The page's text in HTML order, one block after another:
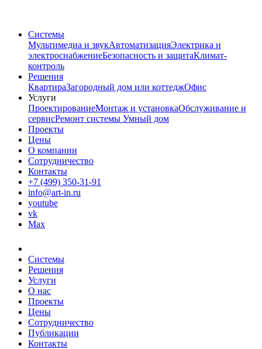
Системы
Мультимедиа и звукАвтоматизацияЭлектрика и
электроснабжениеБезопасность и защитаКлимат-
контроль
Решения
КвартираЗагородный дом или коттеджОфис
Услуги
ПроектированиеМонтаж и установкаОбслуживание и
сервисРемонт системы Умный дом
Проекты
Цены
О компании
Сотрудничество
Контакты
+7 (499) 350-31-91
info@art-in.ru
youtube
vk
Max
Системы
Решения
Услуги
О нас
Проекты
Цены
Сотрудничество
Публикации
Контакты